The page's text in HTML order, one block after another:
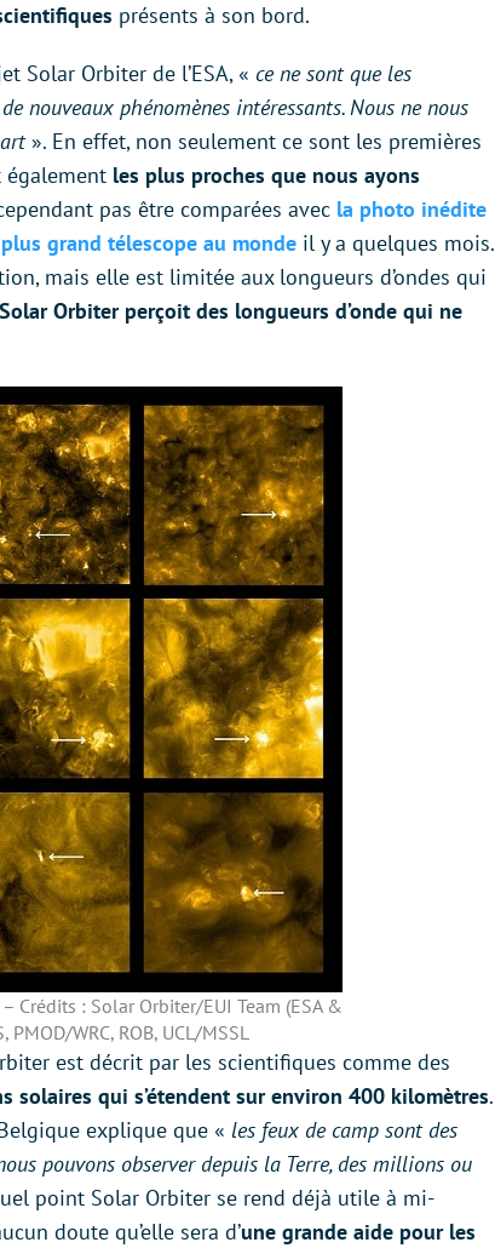
présents à son bord.
Solar Orbiter de l’ESA, « ce ne sont que les
nouveaux phénomènes intéressants. Nous ne nous
». En effet, non seulement ce sont les premières
également les plus proches que nous ayons
pas être comparées avec la photo inédite
grand télescope au monde il y a quelques mois.
mais elle est limitée aux longueurs d’ondes qui
Solar Orbiter perçoit des longueurs d’onde qui ne
Crédits : Solar Orbiter/EUI Team (ESA &
PMOD/WRC, ROB, UCL/MSSL
est décrit par les scientifiques comme des
solaires qui s’étendent sur environ 400 kilomètres.
explique que « les feux de camp sont des
pouvons observer depuis la Terre, des millions ou
point Solar Orbiter se rend déjà utile à mi-
doute qu’elle sera d’une grande aide pour les